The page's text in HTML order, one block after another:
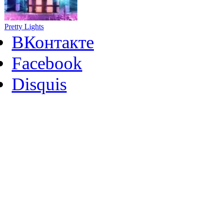
Pretty Lights
ВКонтакте
Facebook
Disquis